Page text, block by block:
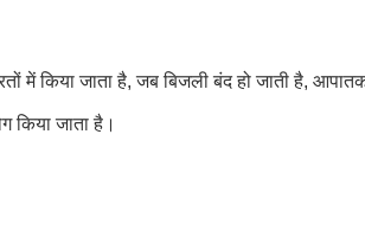
में किया जाता है, जब बिजली बंद हो जाती है,
किया जाता है।